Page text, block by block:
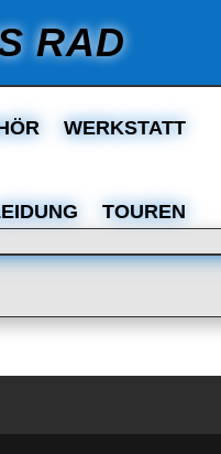
RAD
WERKSTATT
TOUREN